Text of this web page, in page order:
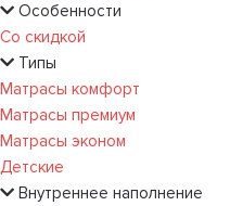
Особенности
Со скидкой
Типы
Матрасы комфорт
Матрасы премиум
Матрасы эконом
Детские
Внутреннее наполнение